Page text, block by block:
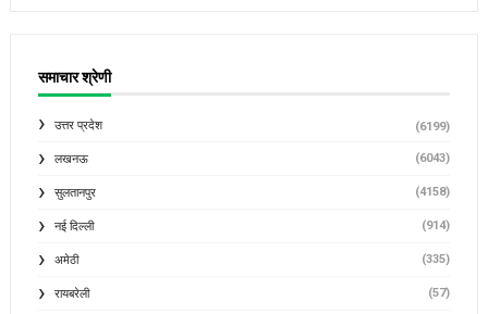
समाचार श्रेणी
उत्तर प्रदेश (6199)
लखनऊ (6043)
सुलतानपुर (4158)
नई दिल्ली (914)
अमेठी (335)
रायबरेली (57)